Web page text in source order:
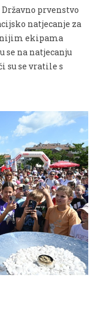
Državno prvenstvo
natjecanje za
ekipama
se na natjecanju
su se vratile s